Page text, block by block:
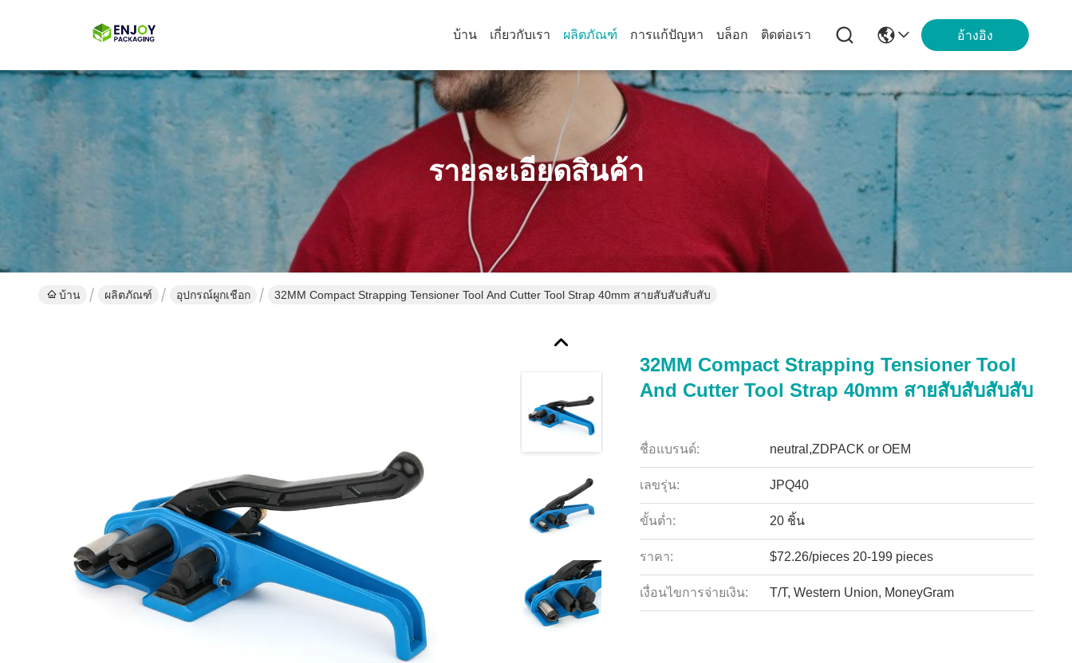
บ้าน เกี่ยวกับเรา ผลิตภัณฑ์ การแก้ปัญหา บล็อก ติดต่อเรา อ้างอิง
รายละเอียดสินค้า
บ้าน ผลิตภัณฑ์ อุปกรณ์ผูกเชือก 32MM Compact Strapping Tensioner Tool And Cutter Tool Strap 40mm สายสับสับสับสับ
32MM Compact Strapping Tensioner Tool
And Cutter Tool Strap 40mm สายสับสับสับสับ
ชื่อแบรนด์: neutral,ZDPACK or OEM
เลขรุ่น: JPQ40
ขั้นต่ำ: 20 ชิ้น
ราคา: $72.26/pieces 20-199 pieces
เงื่อนไขการจ่ายเงิน: T/T, Western Union, MoneyGram